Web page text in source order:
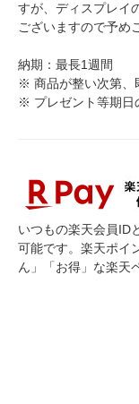
すが、ディスプレイ
ございますので予め
納期：最長1週間
※ 商品が整い次第、
※ プレゼント等期日
いつもの楽天会員ID
可能です。楽天ポイ
ん」「お得」な楽天